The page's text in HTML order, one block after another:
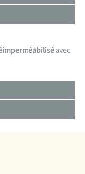
avec